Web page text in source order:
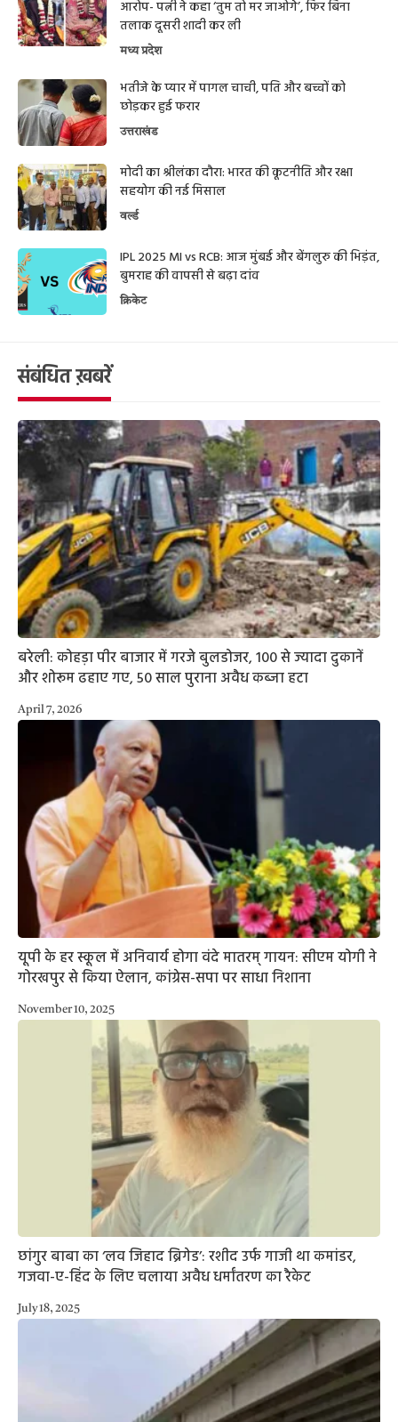
आरोप- पत्नी ने कहा ‘तुम तो मर जाओगे’, फिर बिना
तलाक दूसरी शादी कर ली
मध्य प्रदेश
भतीजे के प्यार में पागल चाची, पति और बच्चों को
छोड़कर हुई फरार
उत्तराखंड
मोदी का श्रीलंका दौरा: भारत की कूटनीति और रक्षा
सहयोग की नई मिसाल
वर्ल्ड
IPL 2025 MI vs RCB: आज मुंबई और बेंगलुरु की भिड़ंत,
बुमराह की वापसी से बढ़ा दांव
क्रिकेट
संबंधित ख़बरें
बरेली: कोहड़ा पीर बाजार में गरजे बुलडोजर, 100 से ज्यादा दुकानें
और शोरूम ढहाए गए, 50 साल पुराना अवैध कब्जा हटा
April 7, 2026
यूपी के हर स्कूल में अनिवार्य होगा वंदे मातरम् गायन: सीएम योगी ने
गोरखपुर से किया ऐलान, कांग्रेस-सपा पर साधा निशाना
November 10, 2025
छांगुर बाबा का ‘लव जिहाद ब्रिगेड’: रशीद उर्फ गाजी था कमांडर,
गजवा-ए-हिंद के लिए चलाया अवैध धर्मांतरण का रैकेट
July 18, 2025